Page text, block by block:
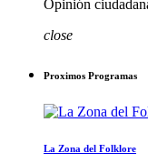
Opinión
close
Proximos Programas
La Zona del Folklore